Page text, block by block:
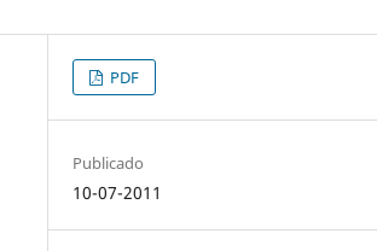
PDF
Publicado
10-07-2011